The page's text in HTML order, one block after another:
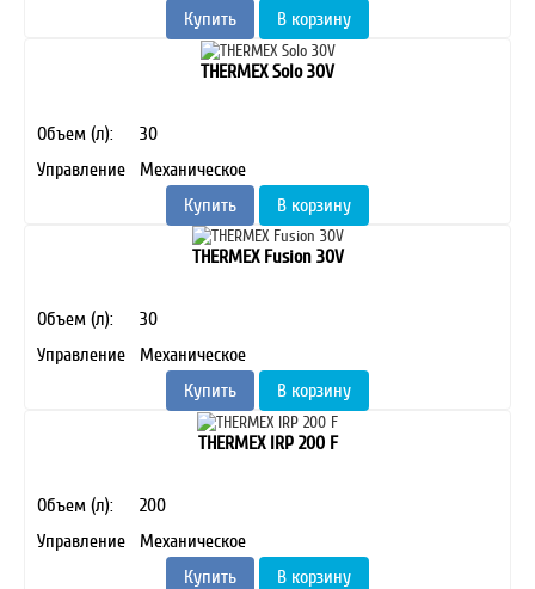
Купить
В корзину
THERMEX Solo 30V
Объем (л):
30
Управление
Механическое
Купить
В корзину
THERMEX Fusion 30V
Объем (л):
30
Управление
Механическое
Купить
В корзину
THERMEX IRP 200 F
Объем (л):
200
Управление
Механическое
Купить
В корзину